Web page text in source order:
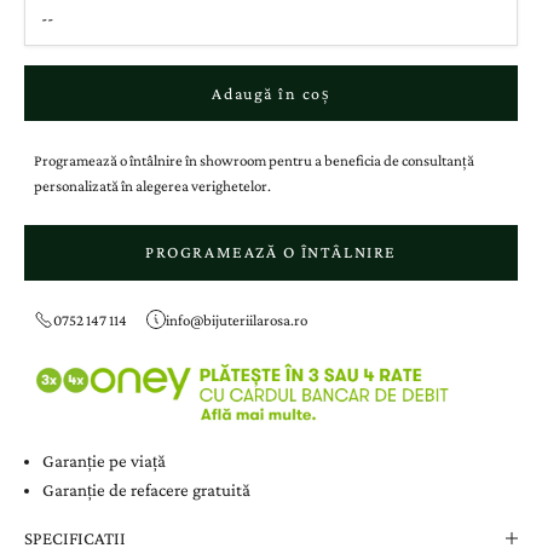
Adaugă în coș
Programează o întâlnire în showroom pentru a beneficia de consultanță
personalizată în alegerea verighetelor.
PROGRAMEAZĂ O ÎNTÂLNIRE
0752 147 114 info@bijuteriilarosa.ro
Garanție pe viață
Garanție de refacere gratuită
SPECIFICATII